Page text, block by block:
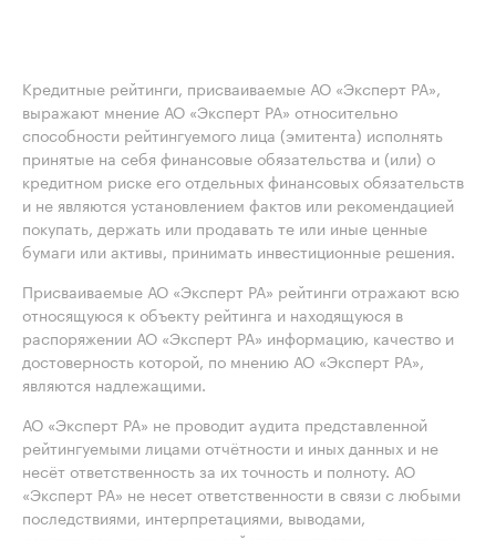
Кредитные рейтинги, присваиваемые АО «Эксперт РА»,
выражают мнение АО «Эксперт РА» относительно
способности рейтингуемого лица (эмитента) исполнять
принятые на себя финансовые обязательства и (или) о
кредитном риске его отдельных финансовых обязательств
и не являются установлением фактов или рекомендацией
покупать, держать или продавать те или иные ценные
бумаги или активы, принимать инвестиционные решения.
Присваиваемые АО «Эксперт РА» рейтинги отражают всю
относящуюся к объекту рейтинга и находящуюся в
распоряжении АО «Эксперт РА» информацию, качество и
достоверность которой, по мнению АО «Эксперт РА»,
являются надлежащими.
АО «Эксперт РА» не проводит аудита представленной
рейтингуемыми лицами отчётности и иных данных и не
несёт ответственность за их точность и полноту. АО
«Эксперт РА» не несет ответственности в связи с любыми
последствиями, интерпретациями, выводами,